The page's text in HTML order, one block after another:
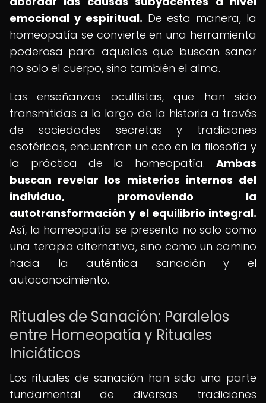
emocional y espiritual. De esta manera, la
homeopatía se convierte en una herramienta
poderosa para aquellos que buscan sanar
no solo el cuerpo, sino también el alma.
Las enseñanzas ocultistas, que han sido
transmitidas a lo largo de la historia a través
de sociedades secretas y tradiciones
esotéricas, encuentran un eco en la filosofía y
la práctica de la homeopatía. Ambas
buscan revelar los misterios internos del
individuo, promoviendo la
autotransformación y el equilibrio integral.
Así, la homeopatía se presenta no solo como
una terapia alternativa, sino como un camino
hacia la auténtica sanación y el
autoconocimiento.
Rituales de Sanación: Paralelos
entre Homeopatía y Rituales
Iniciáticos
Los rituales de sanación han sido una parte
fundamental de diversas tradiciones